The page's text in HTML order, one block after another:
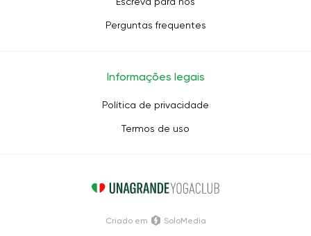
Perguntas frequentes
Informações legais
Política de privacidade
Termos de uso
Criado em SoloMedia